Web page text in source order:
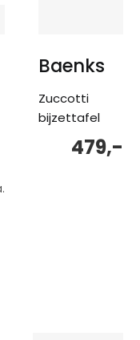
Baenks
Zuccotti
bijzettafel
479,-